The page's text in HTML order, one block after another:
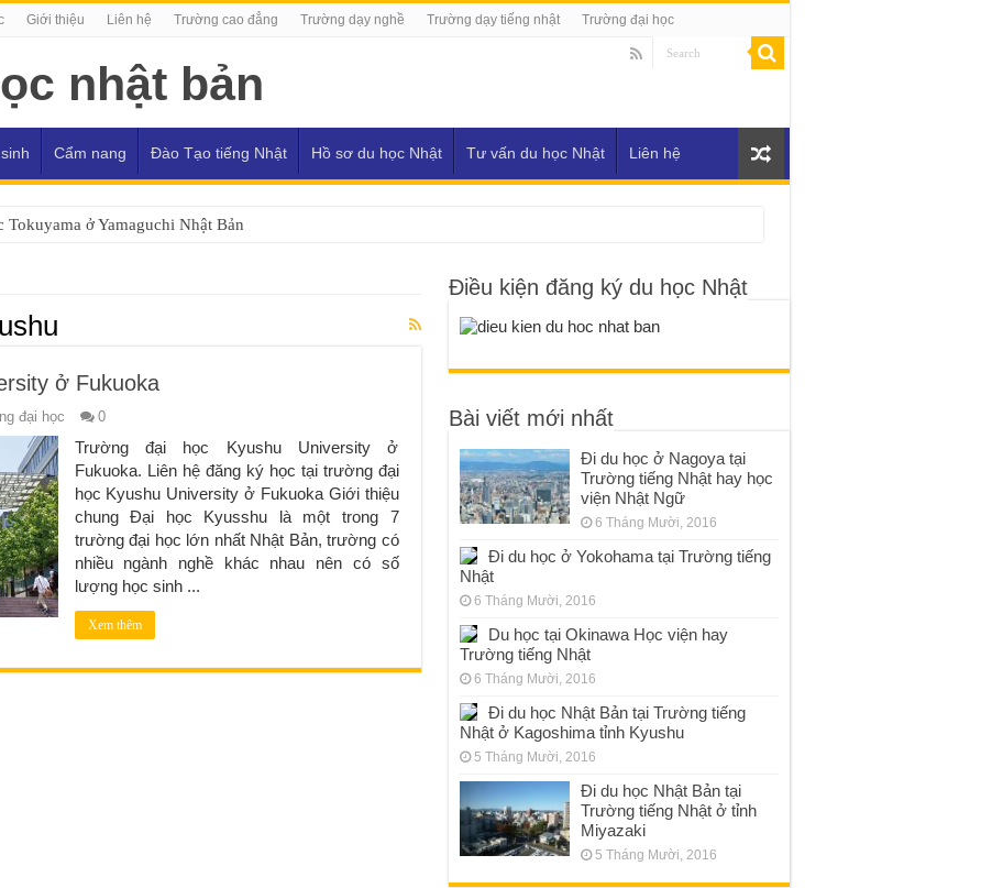
Giới thiệu Liên hệ Trường cao đẳng Trường dạy nghề Trường dạy tiếng nhật Trường đại học
Cẩm nang Đào Tạo tiếng Nhật Hồ sơ du học Nhật Tư vấn du học Nhật Liên hệ
Tokuyama ở Yamaguchi Nhật Bản
ở Fukuoka
đại học 0
Trường đại học Kyushu University ở
Fukuoka. Liên hệ đăng ký học tại trường đại
học Kyushu University ở Fukuoka Giới thiệu
chung Đại học Kyusshu là một trong 7
trường đại học lớn nhất Nhật Bản, trường có
nhiều ngành nghề khác nhau nên có số
lượng học sinh ...
Xem thêm
Điều kiện đăng ký du học Nhật
Bài viết mới nhất
Đi du học ở Nagoya tại
Trường tiếng Nhật hay học
viện Nhật Ngữ
6 Tháng Mười, 2016
Đi du học ở Yokohama tại Trường tiếng
Nhật
6 Tháng Mười, 2016
Du học tại Okinawa Học viện hay
Trường tiếng Nhật
6 Tháng Mười, 2016
Đi du học Nhật Bản tại Trường tiếng
Nhật ở Kagoshima tỉnh Kyushu
5 Tháng Mười, 2016
Đi du học Nhật Bản tại
Trường tiếng Nhật ở tỉnh
Miyazaki
5 Tháng Mười, 2016